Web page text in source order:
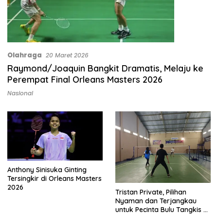
Olahraga 20 Maret 2026
Raymond/Joaquin Bangkit Dramatis, Melaju ke
Perempat Final Orleans Masters 2026
Nasional
Anthony Sinisuka Ginting
Tersingkir di Orleans Masters
2026
Tristan Private, Pilihan
Nyaman dan Terjangkau
untuk Pecinta Bulu Tangkis di